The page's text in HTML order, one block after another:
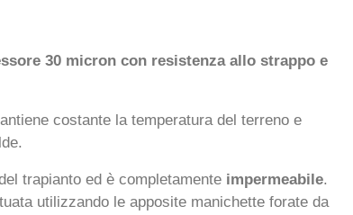
30 micron con resistenza allo strappo e
costante la temperatura del terreno e
trapianto ed è completamente impermeabile.
utilizzando le apposite manichette forate da